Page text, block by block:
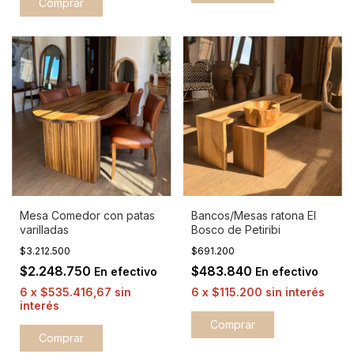
Comprar
Mesa Comedor con patas
varilladas
$3.212.500
$2.248.750 En efectivo
6 x $535.416,67 sin
interés
Bancos/Mesas ratona El
Bosco de Petiribi
$691.200
$483.840 En efectivo
6 x $115.200 sin interés
Comprar